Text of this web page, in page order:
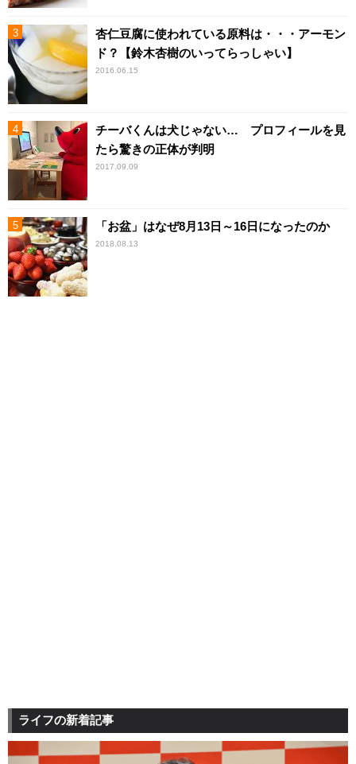
杏仁豆腐に使われている原料は・・・アーモン
ド？【鈴木杏樹のいってらっしゃい】
2016.06.15
チーバくんは犬じゃない… プロフィールを見
たら驚きの正体が判明
2017.09.09
「お盆」はなぜ8月13日～16日になったのか
2018.08.13
ライフの新着記事